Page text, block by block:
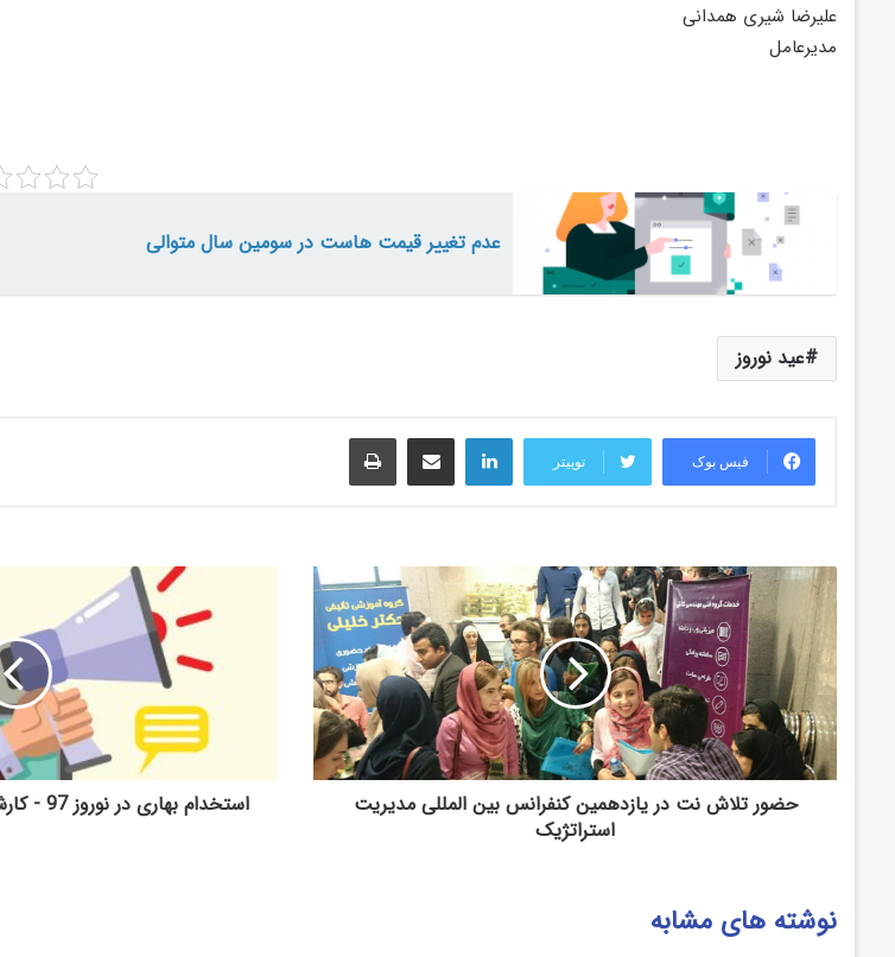
علیرضا شیری همدانی
مدیرعامل
عدم تغییر قیمت هاست در سومین سال متوالی
عید نوروز
فیس بوک توییتر
لینکدیناشتراک گذاری از طریق ایمیل چاپ
حضور تلاش نت در یازدهمین کنفرانس بین المللی مدیریت
استراتژیک
استخدام بهاری در نوروز 97 - کارشناس فروش - کارشناس فنی
نوشته های مشابه